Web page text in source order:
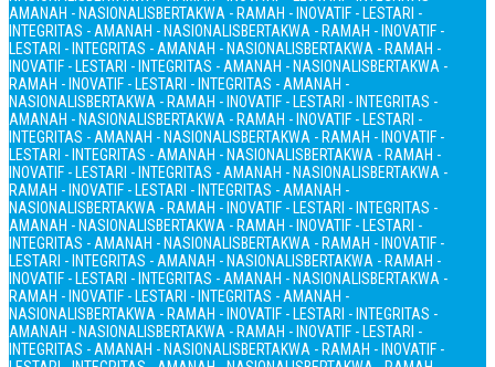
AMANAH - NASIONALISBERTAKWA - RAMAH - INOVATIF - LESTARI -
INTEGRITAS - AMANAH - NASIONALISBERTAKWA - RAMAH - INOVATIF -
LESTARI - INTEGRITAS - AMANAH - NASIONALISBERTAKWA - RAMAH -
INOVATIF - LESTARI - INTEGRITAS - AMANAH - NASIONALISBERTAKWA -
RAMAH - INOVATIF - LESTARI - INTEGRITAS - AMANAH -
NASIONALISBERTAKWA - RAMAH - INOVATIF - LESTARI - INTEGRITAS -
AMANAH - NASIONALISBERTAKWA - RAMAH - INOVATIF - LESTARI -
INTEGRITAS - AMANAH - NASIONALISBERTAKWA - RAMAH - INOVATIF -
LESTARI - INTEGRITAS - AMANAH - NASIONALISBERTAKWA - RAMAH -
INOVATIF - LESTARI - INTEGRITAS - AMANAH - NASIONALISBERTAKWA -
RAMAH - INOVATIF - LESTARI - INTEGRITAS - AMANAH -
NASIONALISBERTAKWA - RAMAH - INOVATIF - LESTARI - INTEGRITAS -
AMANAH - NASIONALISBERTAKWA - RAMAH - INOVATIF - LESTARI -
INTEGRITAS - AMANAH - NASIONALISBERTAKWA - RAMAH - INOVATIF -
LESTARI - INTEGRITAS - AMANAH - NASIONALISBERTAKWA - RAMAH -
INOVATIF - LESTARI - INTEGRITAS - AMANAH - NASIONALISBERTAKWA -
RAMAH - INOVATIF - LESTARI - INTEGRITAS - AMANAH -
NASIONALISBERTAKWA - RAMAH - INOVATIF - LESTARI - INTEGRITAS -
AMANAH - NASIONALISBERTAKWA - RAMAH - INOVATIF - LESTARI -
INTEGRITAS - AMANAH - NASIONALISBERTAKWA - RAMAH - INOVATIF -